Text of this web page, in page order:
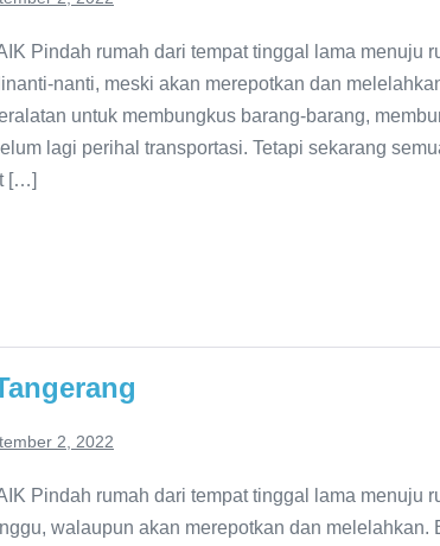
Pindah rumah dari tempat tinggal lama menuju
nanti, meski akan merepotkan dan
untuk membungkus barang-barang,
lagi perihal transportasi. Tetapi sekarang
[…]
2, 2022
Pindah rumah dari tempat tinggal lama menuju
walaupun akan merepotkan dan melelahkan.